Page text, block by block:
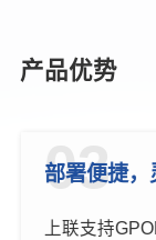
产品优势
03
部署便捷
上联支持